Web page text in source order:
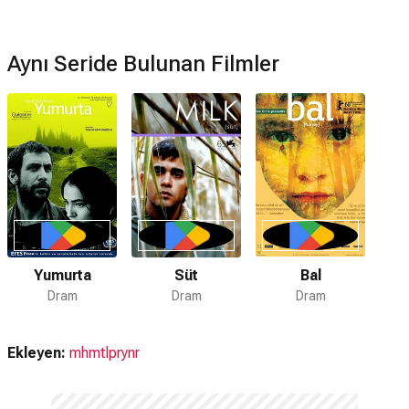
Aynı Seride Bulunan Filmler
Yumurta
Dram
Süt
Dram
Bal
Dram
Ekleyen: mhmtlprynr